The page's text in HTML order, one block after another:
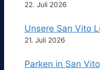
22. Juli 2026
Unsere San Vito
21. Juli 2026
Parken in San